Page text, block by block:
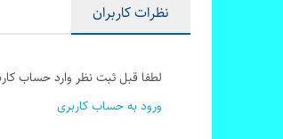
نظرات کاربران
لطفا قبل ثبت نظر وارد حساب
ورود به حساب کاربری